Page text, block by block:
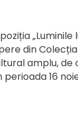
din Colecția
amplu,
perioada 16